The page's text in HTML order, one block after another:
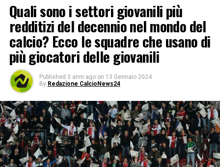
Quali sono i settori giovanili più
redditizi del decennio nel mondo del
calcio? Ecco le squadre che usano di
più giocatori delle giovanili
Published 3 anni ago on 13 Gennaio 2024
By Redazione CalcioNews24